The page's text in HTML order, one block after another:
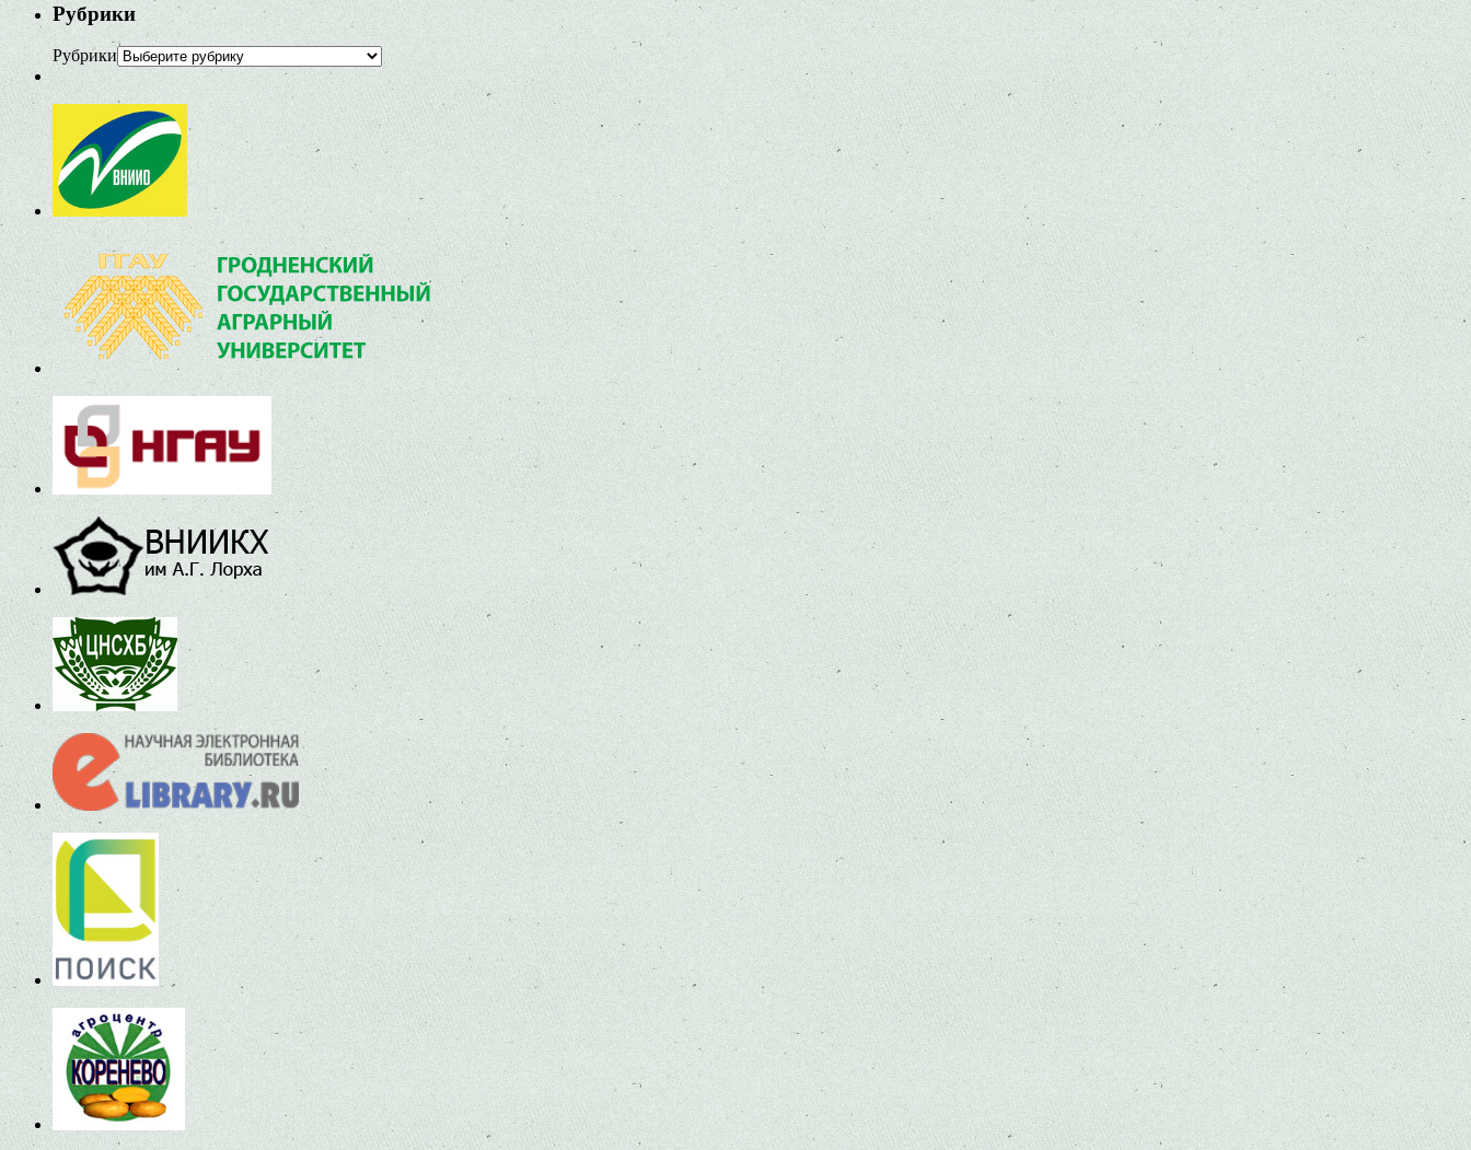
Рубрики
Рубрики